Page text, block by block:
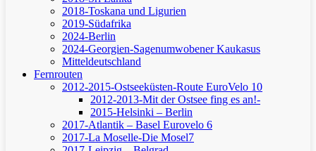
2018-Toskana und Ligurien
2019-Südafrika
2024-Berlin
2024-Georgien-Sagenumwobener Kaukasus
Mitteldeutschland
Fernrouten
2012-2015-Ostseeküsten-Route EuroVelo 10
2012-2013-Mit der Ostsee fing es an!-
2015-Helsinki – Berlin
2017-Atlantik – Basel Eurovelo 6
2017-La Moselle-Die Mosel7